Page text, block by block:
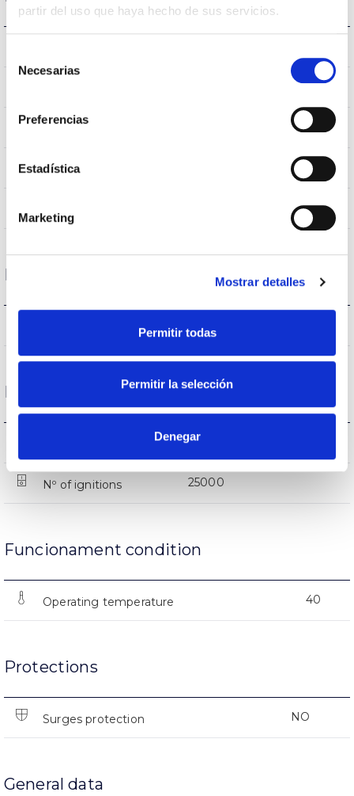
partir del uso que haya hecho de sus servicios.
Necesarias
Preferencias
Estadística
Marketing
Mostrar detalles
Permitir todas
Permitir la selección
Denegar
IK10
IP Tightness index IP65
Body color White
Body ABS
Performance
2443-2469-2481lm
Life
(L70B50>)50.000h
Nº of ignitions 25000
Funcionament condition
Operating temperature 40
Protections
Surges protection NO
General data